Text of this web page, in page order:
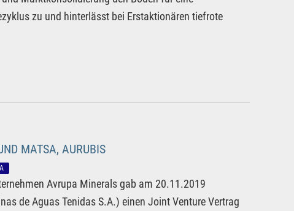
zu und hinterlässt bei Erstaktionären tiefrote
MATSA, AURUBIS
Avrupa Minerals gab am 20.11.2019
de Aguas Tenidas S.A.) einen Joint Venture Vertrag